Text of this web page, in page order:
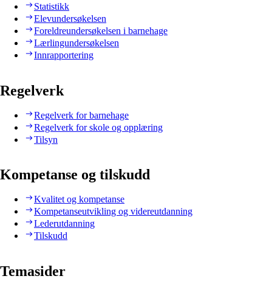
Statistikk
Elevundersøkelsen
Foreldreundersøkelsen i barnehage
Lærlingundersøkelsen
Innrapportering
Regelverk
Regelverk for barnehage
Regelverk for skole og opplæring
Tilsyn
Kompetanse og tilskudd
Kvalitet og kompetanse
Kompetanseutvikling og videreutdanning
Lederutdanning
Tilskudd
Temasider